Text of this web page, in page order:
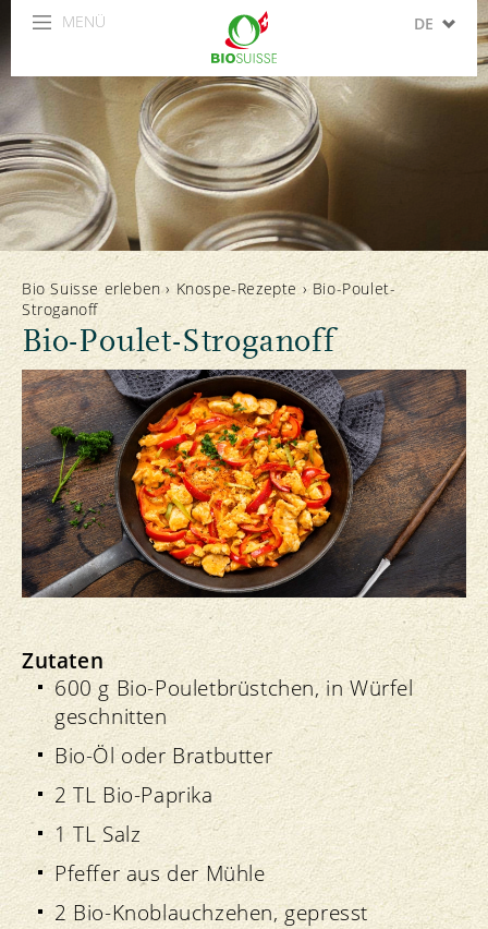
MENÜ DE
ES
Bio Suisse erleben› Knospe-Rezepte› Bio-Poulet-
Stroganoff
Bio-Poulet-Stroganoff
Zutaten
600 g Bio-Pouletbrüstchen, in Würfel
geschnitten
Bio-Öl oder Bratbutter
2 TL Bio-Paprika
1 TL Salz
Pfeffer aus der Mühle
2 Bio-Knoblauchzehen, gepresst